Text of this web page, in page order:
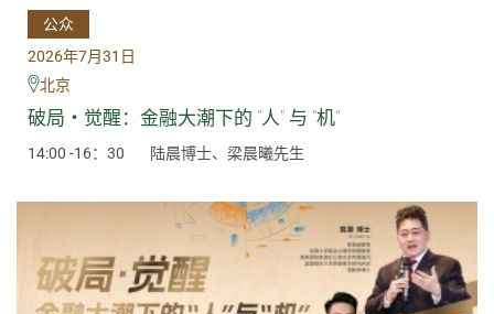
公众
2026年7月31日
北京
破局・觉醒：金融大潮下的 "人" 与 "机"
14:00 -16：30 陆晨博士、梁晨曦先生